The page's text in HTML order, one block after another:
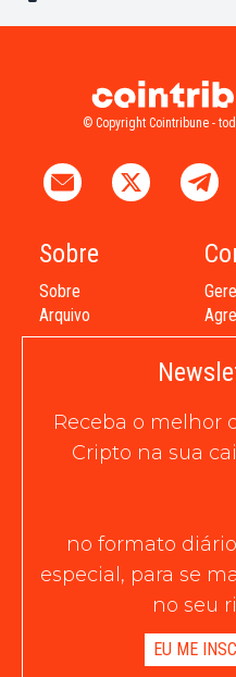
© Copyright Cointribune -
Sobre
Sobre
Arquivo
Receba o melhor
Cripto na sua
no formato
especial, para se
no seu
EU ME